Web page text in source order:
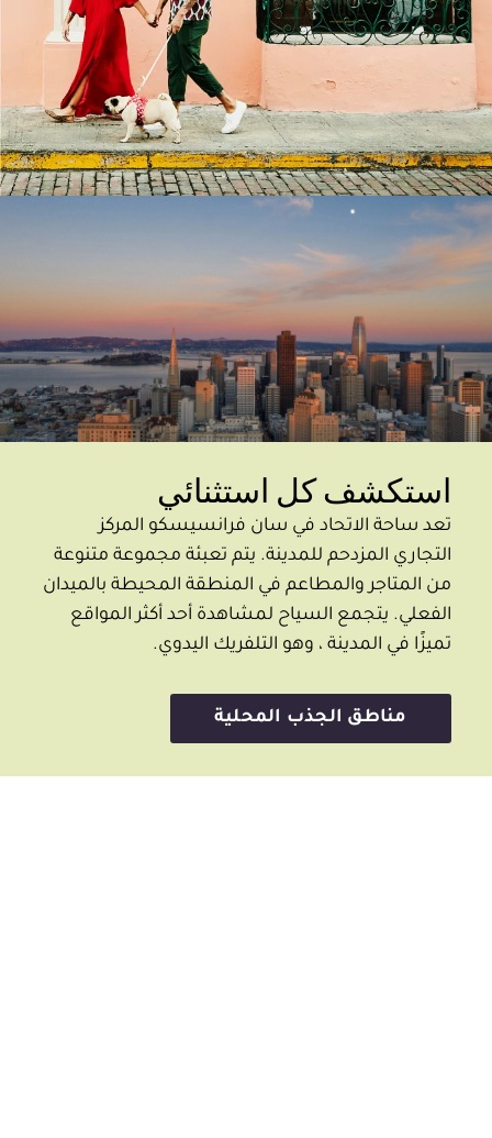
استكشف كل استثنائي
تعد ساحة الاتحاد في سان فرانسيسكو المركز
التجاري المزدحم للمدينة. يتم تعبئة مجموعة متنوعة
من المتاجر والمطاعم في المنطقة المحيطة بالميدان
الفعلي. يتجمع السياح لمشاهدة أحد أكثر المواقع
تميزًا في المدينة ، وهو التلفريك اليدوي.
مناطق الجذب المحلية